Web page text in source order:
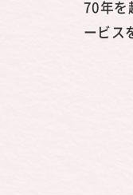
70年を
ービス